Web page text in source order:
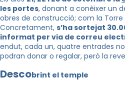
les portes, donant a conèixer un
obres de construcció; com la Torre
Concretament, s’ha sortejat
informat per via de correu
endut, cada un, quatre entrades
podran donar o regalar, però la
Descobrint el temple